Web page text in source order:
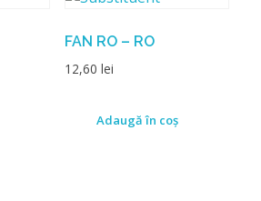
FAN RO – RO
12,60 lei
Adaugă în coș